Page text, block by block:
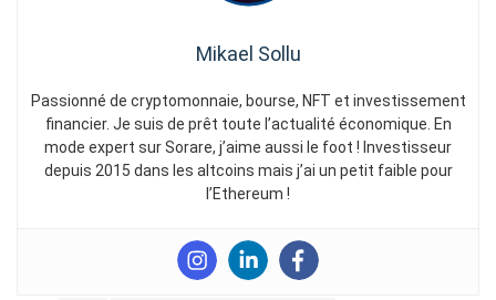
Mikael Sollu
Passionné de cryptomonnaie, bourse, NFT et investissement
financier. Je suis de prêt toute l’actualité économique. En
mode expert sur Sorare, j’aime aussi le foot ! Investisseur
depuis 2015 dans les altcoins mais j’ai un petit faible pour
l’Ethereum !